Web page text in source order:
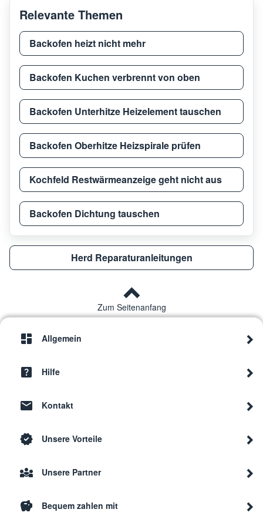
Haier HAB32SC
Haier CI32CBB
Haier CI7428CTT
Haier HA2MT68IRCS
Haier HAMTCB56IRCS
Haier
Haier
Relevante Themen
Backofen heizt nicht mehr
Backofen Kuchen verbrennt von oben
Backofen Unterhitze Heizelement tauschen
Backofen Oberhitze Heizspirale prüfen
Kochfeld Restwärmeanzeige geht nicht aus
Backofen Dichtung tauschen
Herd Reparaturanleitungen
Zum Seitenanfang
Allgemein
Hilfe
Kontakt
Unsere Vorteile
Unsere Partner
Bequem zahlen mit